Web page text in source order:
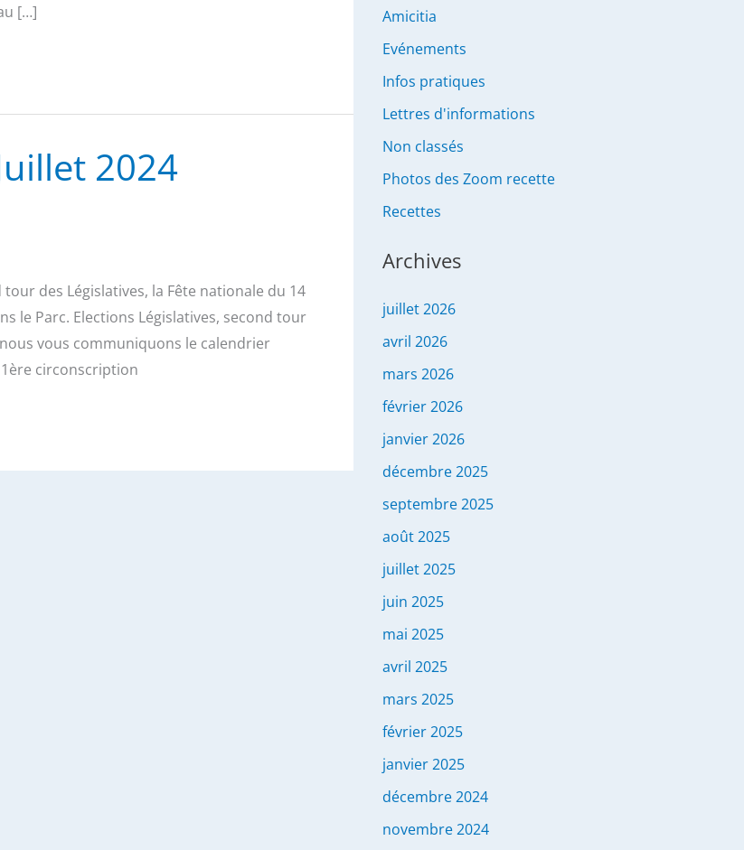
[…]
2024
des Législatives, la Fête nationale du 14
le Parc. Elections Législatives, second tour
vous communiquons le calendrier
circonscription
Amicitia
Evénements
Infos pratiques
Lettres d'informations
Non classés
Photos des Zoom recette
Recettes
Archives
juillet 2026
avril 2026
mars 2026
février 2026
janvier 2026
décembre 2025
septembre 2025
août 2025
juillet 2025
juin 2025
mai 2025
avril 2025
mars 2025
février 2025
janvier 2025
décembre 2024
novembre 2024